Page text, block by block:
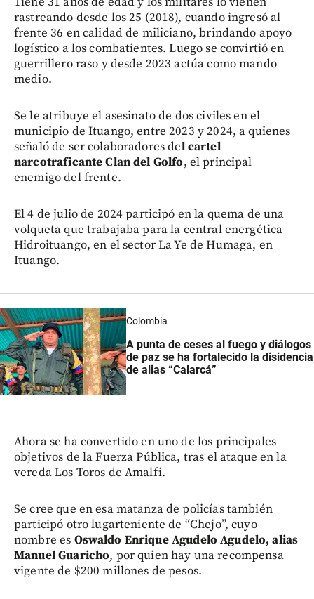
rastreando desde los 25 (2018), cuando ingresó al
frente 36 en calidad de miliciano, brindando apoyo
logístico a los combatientes. Luego se convirtió en
guerrillero raso y desde 2023 actúa como mando
medio.
Se le atribuye el asesinato de dos civiles en el
municipio de Ituango, entre 2023 y 2024, a quienes
señaló de ser colaboradores del cartel
narcotraficante Clan del Golfo, el principal
enemigo del frente.
El 4 de julio de 2024 participó en la quema de una
volqueta que trabajaba para la central energética
Hidroituango, en el sector La Ye de Humaga, en
Ituango.
Colombia
A punta de ceses al fuego y diálogos
de paz se ha fortalecido la disidencia
de alias “Calarcá”
Ahora se ha convertido en uno de los principales
objetivos de la Fuerza Pública, tras el ataque en la
vereda Los Toros de Amalfi.
Se cree que en esa matanza de policías también
participó otro lugarteniente de “Chejo”, cuyo
nombre es Oswaldo Enrique Agudelo Agudelo, alias
Manuel Guaricho, por quien hay una recompensa
vigente de $200 millones de pesos.